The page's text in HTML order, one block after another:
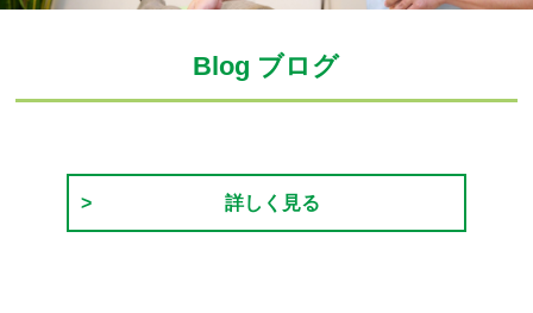
Blog ブログ
詳しく見る